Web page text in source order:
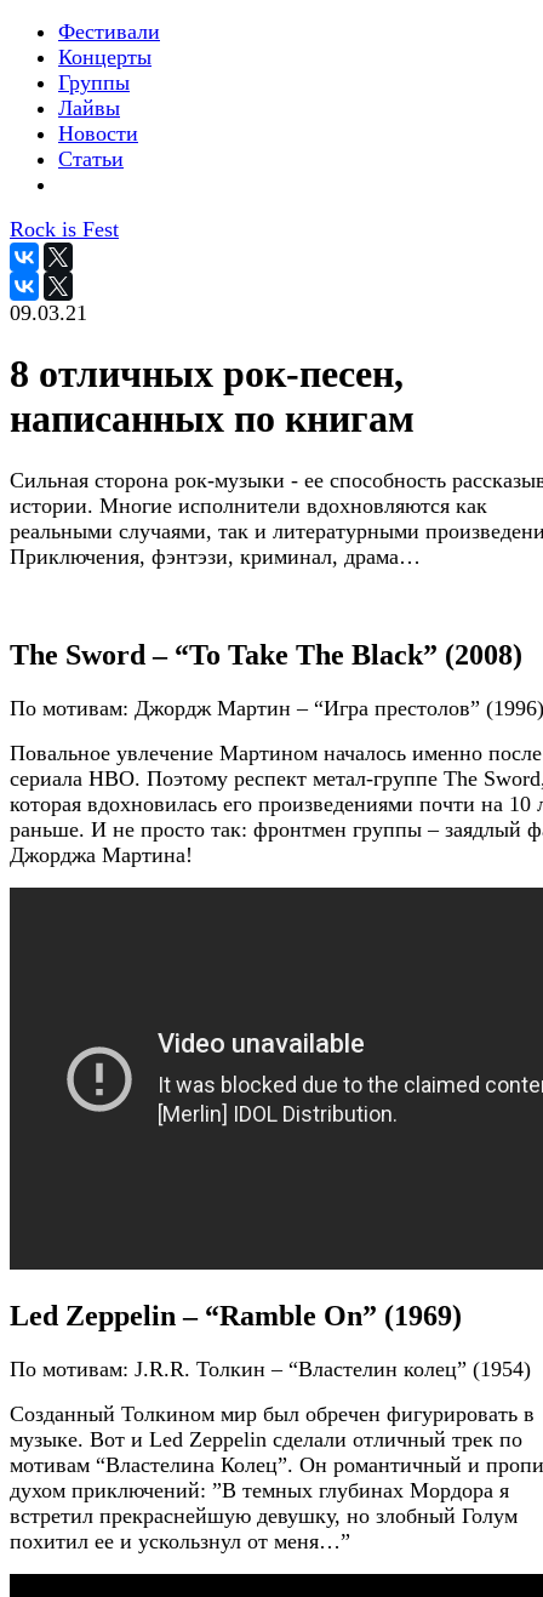
Фестивали
Концерты
Группы
Лайвы
Новости
Статьи
Rock is Fest
09.03.21
8 отличных рок-песен,
написанных по книгам
Сильная сторона рок-музыки - ее способность
истории. Многие исполнители вдохновляются как
реальными случаями, так и литературными
Приключения, фэнтэзи, криминал, драма…
The Sword – “To Take The Black” (2008)
По мотивам: Джордж Мартин – “Игра престолов” (1996)
Повальное увлечение Мартином началось именно после
сериала HBO. Поэтому респект метал-группе The
которая вдохновилась его произведениями почти на 10
раньше. И не просто так: фронтмен группы – заядлый
Джорджа Мартина!
Led Zeppelin – “Ramble On” (1969)
По мотивам: J.R.R. Толкин – “Властелин колец” (1954)
Созданный Толкином мир был обречен фигурировать в
музыке. Вот и Led Zeppelin сделали отличный трек по
мотивам “Властелина Колец”. Он романтичный и
духом приключений: ”В темных глубинах Мордора я
встретил прекраснейшую девушку, но злобный Голум
похитил ее и ускользнул от меня…”